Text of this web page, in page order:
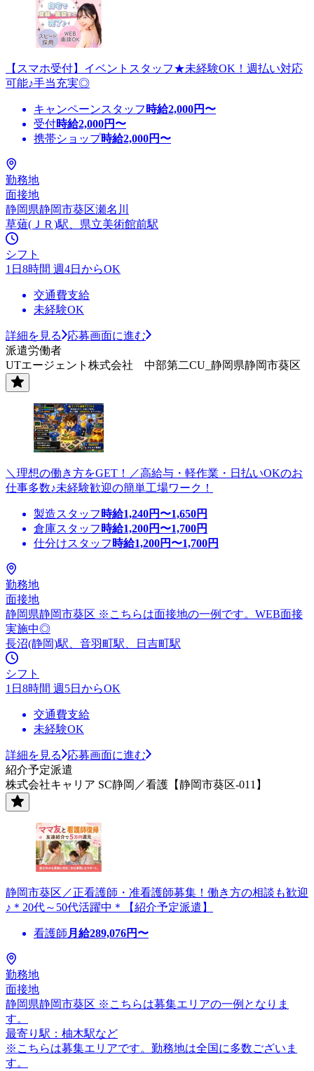
【スマホ受付】イベントスタッフ★未経験OK！週払い対応
可能♪手当充実◎
キャンペーンスタッフ 時給2,000円〜
受付時給2,000円〜
携帯ショップ時給2,000円〜
勤務地
面接地
静岡県静岡市葵区瀬名川
草薙(ＪＲ)駅、県立美術館前駅
シフト
1日8時間 週4日からOK
交通費支給
未経験OK
詳細を見る
応募画面に進む
派遣労働者
UTエージェント株式会社 中部第二CU_静岡県静岡市葵区
＼理想の働き方をGET！／高給与・軽作業・日払いOKのお
仕事多数♪未経験歓迎の簡単工場ワーク！
製造スタッフ 時給1,240円〜1,650円
倉庫スタッフ 時給1,200円〜1,700円
仕分けスタッフ 時給1,200円〜1,700円
勤務地
面接地
静岡県静岡市葵区 ※こちらは面接地の一例です。WEB面接
実施中◎
長沼(静岡)駅、音羽町駅、日吉町駅
シフト
1日8時間 週5日からOK
交通費支給
未経験OK
詳細を見る
応募画面に進む
紹介予定派遣
株式会社キャリア SC静岡／看護【静岡市葵区-011】
静岡市葵区／正看護師・准看護師募集！働き方の相談も歓迎
♪＊20代～50代活躍中＊【紹介予定派遣】
看護師 月給289,076円〜
勤務地
面接地
静岡県静岡市葵区 ※こちらは募集エリアの一例となりま
す。
最寄り駅：柚木駅など
※こちらは募集エリアです。勤務地は全国に多数ございま
す。